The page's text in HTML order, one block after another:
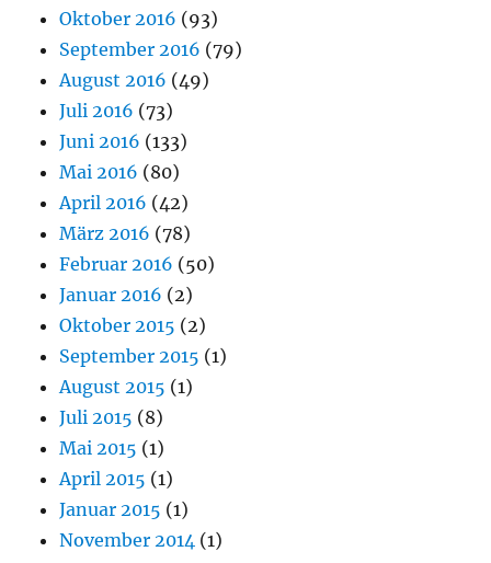
Oktober 2016 (93)
September 2016 (79)
August 2016 (49)
Juli 2016 (73)
Juni 2016 (133)
Mai 2016 (80)
April 2016 (42)
März 2016 (78)
Februar 2016 (50)
Januar 2016 (2)
Oktober 2015 (2)
September 2015 (1)
August 2015 (1)
Juli 2015 (8)
Mai 2015 (1)
April 2015 (1)
Januar 2015 (1)
November 2014 (1)